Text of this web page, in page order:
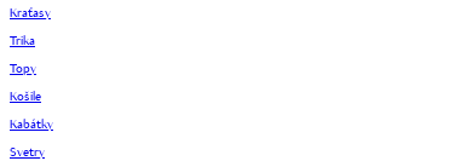
Kraťasy
Trika
Topy
Košile
Kabátky
Svetry